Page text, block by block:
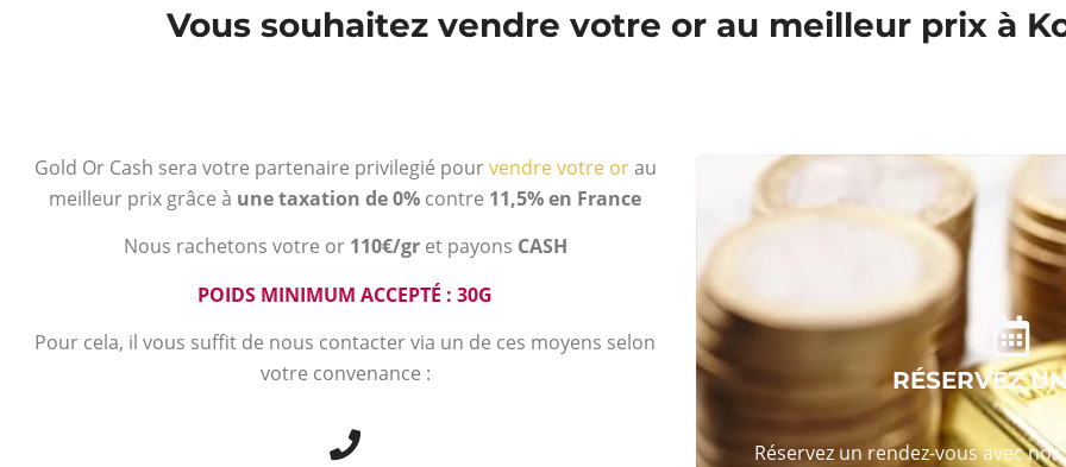
Vous souhaitez vendre votre or au meilleur prix à
Gold Or Cash sera votre partenaire privilegié pourvendre votre orau
meilleur prix grâce à une taxation de 0% contre 11,5% en France
Nous rachetons votre or 110€/gr et payons CASH
POIDS MINIMUM ACCEPTÉ : 30G
Pour cela, il vous suffit de nous contacter via un de ces moyens selon
votre convenance :
RÉSERVEZ
Réservez un rendez-vous avec